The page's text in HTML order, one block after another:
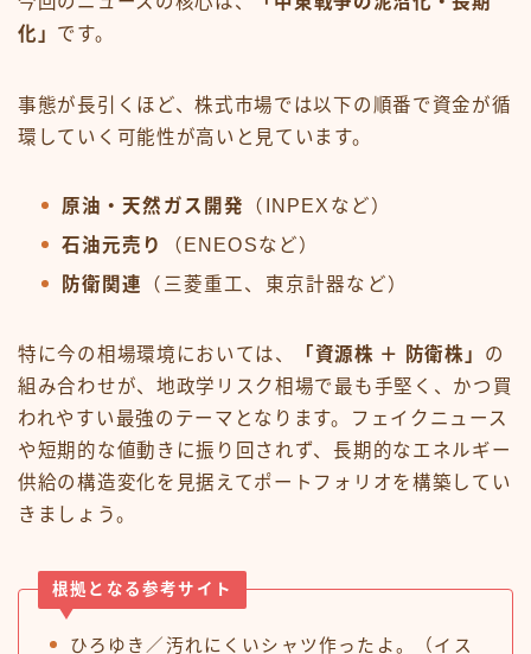
化」 です。
事態が長引くほど、株式市場では以下の順番で資金が循
環していく可能性が高いと見ています。
原油・天然ガス開発
（INPEXなど）
石油元売り
（ENEOSなど）
防衛関連
（三菱重工、東京計器など）
特に今の相場環境においては、 「資源株 ＋ 防衛株」 の
組み合わせが、地政学リスク相場で最も手堅く、かつ買
われやすい最強のテーマとなります。フェイクニュース
や短期的な値動きに振り回されず、長期的なエネルギー
供給の構造変化を見据えてポートフォリオを構築してい
きましょう。
根拠となる参考サイト
ひろゆき／汚れにくいシャツ作ったよ。（イス